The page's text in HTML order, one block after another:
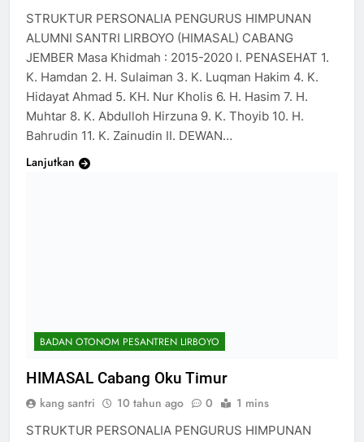
STRUKTUR PERSONALIA PENGURUS HIMPUNAN
ALUMNI SANTRI LIRBOYO (HIMASAL) CABANG
JEMBER Masa Khidmah : 2015-2020 I. PENASEHAT 1.
K. Hamdan 2. H. Sulaiman 3. K. Luqman Hakim 4. K.
Hidayat Ahmad 5. KH. Nur Kholis 6. H. Hasim 7. H.
Muhtar 8. K. Abdulloh Hirzuna 9. K. Thoyib 10. H.
Bahrudin 11. K. Zainudin II. DEWAN…
Lanjutkan
BADAN OTONOM PESANTREN LIRBOYO
HIMASAL Cabang Oku Timur
kang santri 10 tahun ago 0 1 mins
STRUKTUR PERSONALIA PENGURUS HIMPUNAN